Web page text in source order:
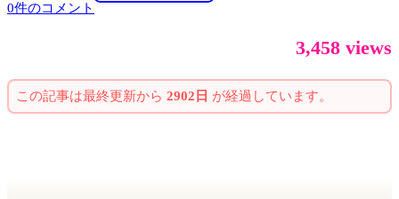
0件のコメント
3,458 views
この記事は最終更新から 2902日 が経過しています。